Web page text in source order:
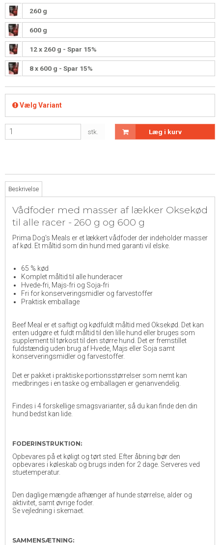
260 g
600 g
12 x 260 g - Spar 15%
8 x 600 g - Spar 15%
Vælg Variant
stk. Læg i kurv
Beskrivelse
Vådfoder med masser af lækker Oksekød
til alle racer - 260 g og 600 g
Prima Dog's Meals er et lækkert vådfoder der indeholder masser
af kød. Et måltid som din hund med garanti vil elske.
65 % kød
Komplet måltid til alle hunderacer
Hvede-fri, Majs-fri og Soja-fri
Fri for konserveringsmidler og farvestoffer
Praktisk emballage
Beef Meal er et saftigt og kødfuldt måltid med Oksekød. Det kan
enten udgøre et fuldt måltid til den lille hund eller bruges som
supplement til tørkost til den større hund. Det er fremstillet
fuldstændig uden brug af Hvede, Majs eller Soja samt
konserveringsmidler og farvestoffer.
Det er pakket i praktiske portionsstørrelser som nemt kan
medbringes i en taske og emballagen er genanvendelig.
Findes i 4 forskellige smagsvarianter, så du kan finde den din
hund bedst kan lide.
FODERINSTRUKTION:
Opbevares på et køligt og tørt sted. Efter åbning bør den
opbevares i køleskab og brugs inden for 2 dage. Serveres ved
stuetemperatur.
Den daglige mængde afhænger af hunde størrelse, alder og
aktivitet, samt øvrige foder.
Se vejledning i skemaet.
SAMMENSÆTNING: